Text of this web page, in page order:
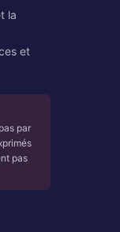
la
et
par
pas